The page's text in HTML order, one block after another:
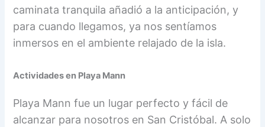
caminata tranquila añadió a la anticipación, y
para cuando llegamos, ya nos sentíamos
inmersos en el ambiente relajado de la isla.
Actividades en Playa Mann
Playa Mann fue un lugar perfecto y fácil de
alcanzar para nosotros en San Cristóbal. A solo